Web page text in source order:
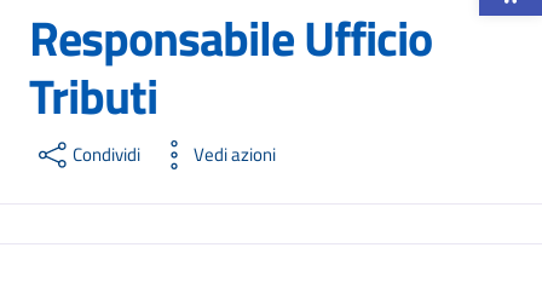
Responsabile Ufficio
Tributi
Condividi Vedi azioni